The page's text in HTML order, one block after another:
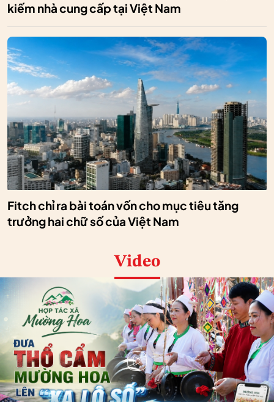
kiếm nhà cung cấp tại Việt Nam
Fitch chỉ ra bài toán vốn cho mục tiêu tăng
trưởng hai chữ số của Việt Nam
Video